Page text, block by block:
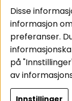
Billyd
Lyd til
Hva passer i
Disse
informasjon
preferanser.
på
av
deaktiveres.
Innstillinger